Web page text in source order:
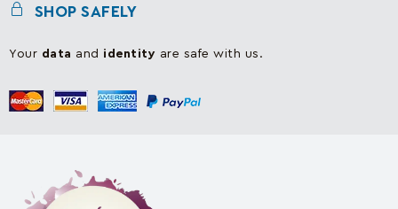
SHOP SAFELY
Your data and identity are safe with us.